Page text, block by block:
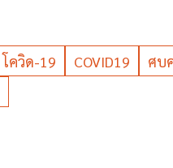
โควิด-19 COVID19 ศบ